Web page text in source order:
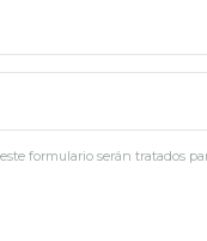
formulario serán tratados